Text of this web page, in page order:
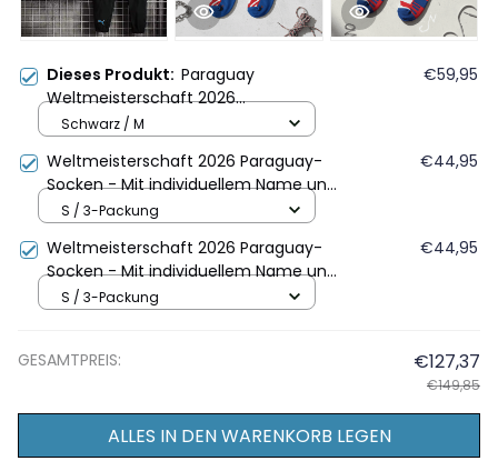
Dieses Produkt: Paraguay
Weltmeisterschaft 2026
Sportbekleidungsset – Jacke und
Schwarz
€59,95
Schwarz / M
Weltmeisterschaft 2026 Paraguay-
Socken - Mit individuellem Name und
APF-Paraguay-Fußballwappen
€44,95
S / 3-Packung
Weltmeisterschaft 2026 Paraguay-
Socken - Mit individuellem Name und
Teamfarben
€44,95
S / 3-Packung
GESAMTPREIS: €127,37
€149,85
ALLES IN DEN WARENKORB LEGEN